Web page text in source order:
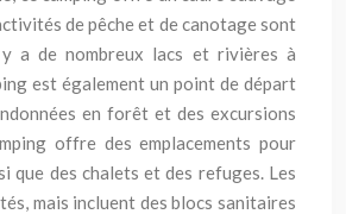
de pêche et de canotage sont
a de nombreux lacs et rivières à
est également un point de départ
en forêt et des excursions
offre des emplacements pour
que des chalets et des refuges. Les
mais incluent des blocs sanitaires